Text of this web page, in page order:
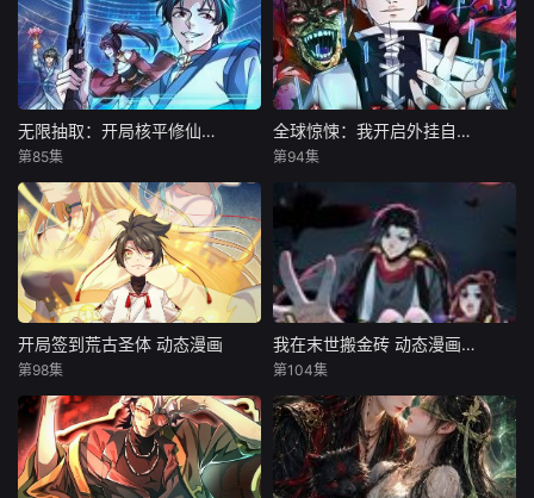
无限抽取：开局核平修仙世界
第85集
全球惊悚：我开启外挂自选商城 动态漫画
第94集
开局签到荒古圣体 动态漫画
第98集
我在末世搬金砖 动态漫画 第一季
第104集